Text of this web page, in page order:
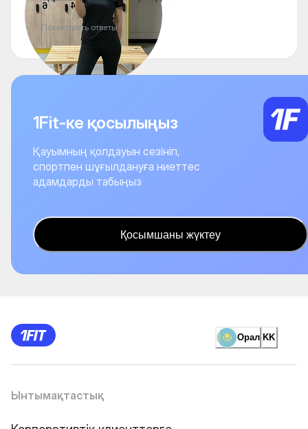
Посмотреть ответы
1Fit-ке қосылыңыз
Қауымның қолдауын сезініп,
спортпен шұғылдануға ниеттес
адамдарды табыңыз
Қосымшаны жүктеу
Орал KK
Ынтымақтастық